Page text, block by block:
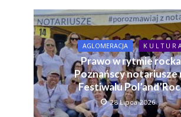
AGLOMERACJA K U L T U R
Prawo w rytmie
Poznańscy notariusze
Festiwalu
28 Lipca 2026